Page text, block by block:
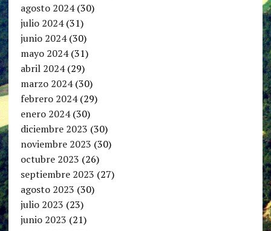
agosto 2024(30)
julio 2024(31)
junio 2024(30)
mayo 2024(31)
abril 2024(29)
marzo 2024(30)
febrero 2024(29)
enero 2024(30)
diciembre 2023 (30)
noviembre 2023 (30)
octubre 2023 (26)
septiembre 2023 (27)
agosto 2023 (30)
julio 2023 (23)
junio 2023 (21)